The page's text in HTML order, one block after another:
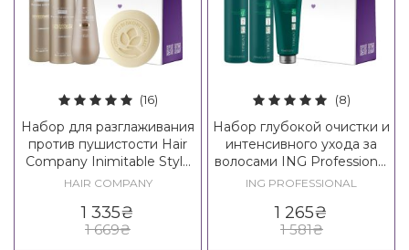
(16)
Набор для разглаживания
против пушистости Hair
Company Inimitable Style
Frizz Stopper Kit
HAIR COMPANY
1 335₴
1 669₴
(8)
Набор глубокой очистки и
интенсивного ухода за
волосами ING Professional
Pure Detox Set
ING PROFESSIONAL
1 265₴
1 581₴